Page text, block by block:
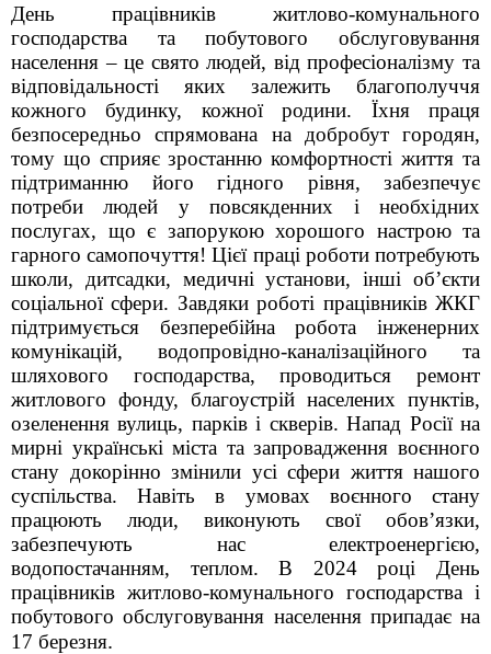
День працівників житлово-комунального
господарства та побутового обслуговування
населення – це свято людей, від професіоналізму та
відповідальності яких залежить благополуччя
кожного будинку, кожної родини. Їхня праця
безпосередньо спрямована на добробут городян,
тому що сприяє зростанню комфортності життя та
підтриманню його гідного рівня, забезпечує
потреби людей у повсякденних і необхідних
послугах, що є запорукою хорошого настрою та
гарного самопочуття! Цієї праці роботи потребують
школи, дитсадки, медичні установи, інші об’єкти
соціальної сфери. Завдяки роботі працівників ЖКГ
підтримується безперебійна робота інженерних
комунікацій, водопровідно-каналізаційного та
шляхового господарства, проводиться ремонт
житлового фонду, благоустрій населених пунктів,
озеленення вулиць, парків і скверів.Напад Росії на
мирні українські міста та запровадження воєнного
стану докорінно змінили усі сфери життя нашого
суспільства. Навіть в умовах воєнного стану
працюють люди, виконують свої обов’язки,
забезпечують нас електроенергією,
водопостачанням, теплом.
В 2024 році День
працівників житлово-комунального господарства і
побутового обслуговування населення припадає на
17 березня.